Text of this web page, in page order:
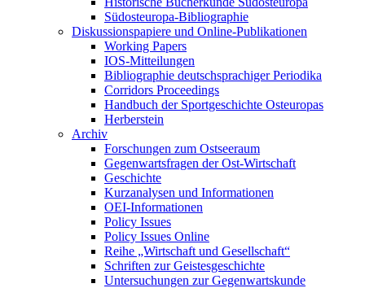
Südosteuropa-Bibliographie
Diskussionspapiere und Online-Publikationen
Working Papers
IOS-Mitteilungen
Bibliographie deutschsprachiger Periodika
Corridors Proceedings
Handbuch der Sportgeschichte Osteuropas
Herberstein
Archiv
Forschungen zum Ostseeraum
Gegenwartsfragen der Ost-Wirtschaft
Geschichte
Kurzanalysen und Informationen
OEI-Informationen
Policy Issues
Policy Issues Online
Reihe „Wirtschaft und Gesellschaft“
Schriften zur Geistesgeschichte
Untersuchungen zur Gegenwartskunde